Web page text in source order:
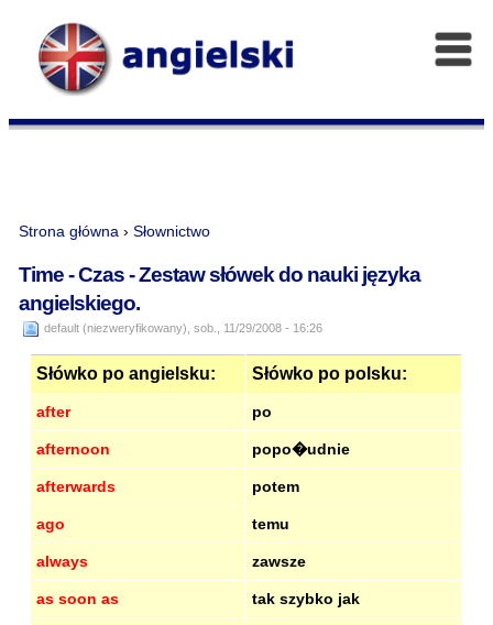
Strona główna› Słownictwo
Time - Czas - Zestaw słówek do nauki języka
angielskiego.
default (niezweryfikowany), sob., 11/29/2008 - 16:26
Słówko po angielsku: Słówko po polsku:
after po
afternoon popo�udnie
afterwards potem
ago temu
always zawsze
as soon as tak szybko jak